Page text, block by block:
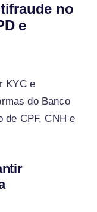
no
e
KYC e
do Banco
de CPF, CNH e